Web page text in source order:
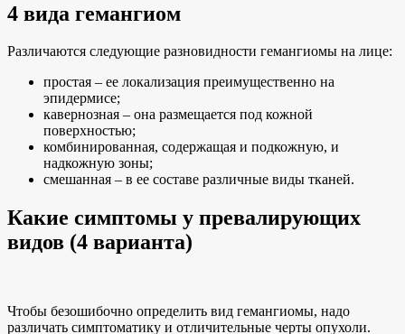
4 вида гемангиом
Различаются следующие разновидности гемангиомы на лице:
простая – ее локализация преимущественно на
эпидермисе;
кавернозная – она размещается под кожной
поверхностью;
комбинированная, содержащая и подкожную, и
надкожную зоны;
смешанная – в ее составе различные виды тканей.
Какие симптомы у превалирующих
видов (4 варианта)
Чтобы безошибочно определить вид гемангиомы, надо
различать симптоматику и отличительные черты опухоли.